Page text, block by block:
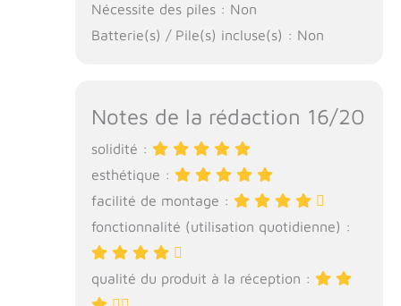
Nécessite des piles : Non
Batterie(s) / Pile(s) incluse(s) : Non
Notes de la rédaction 16/20
solidité :
esthétique :
facilité de montage :
fonctionnalité (utilisation quotidienne) :
qualité du produit à la réception :